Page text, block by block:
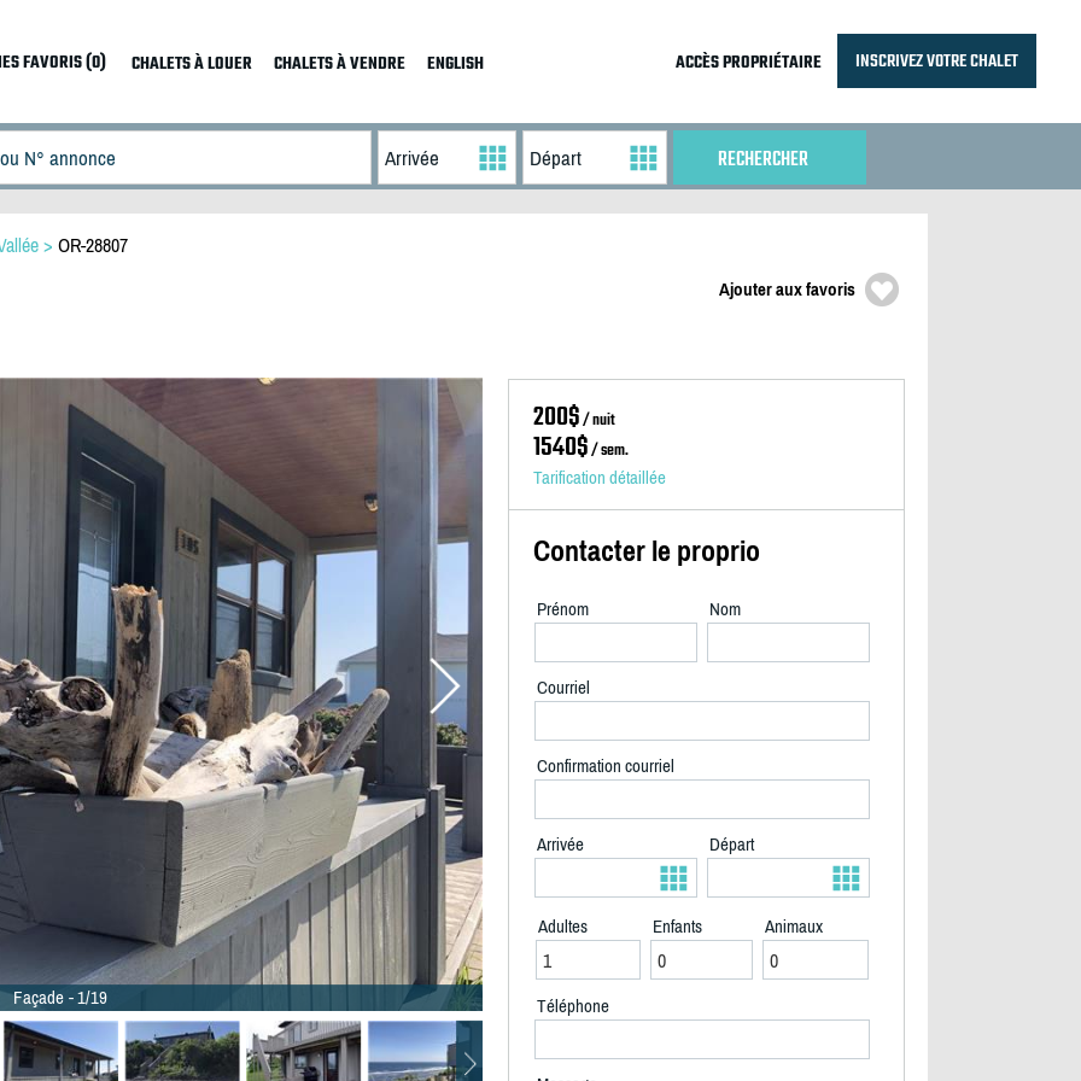
FAVORIS (0) CHALETS À LOUER CHALETS À VENDRE ENGLISH ACCÈS PROPRIÉTAIRE INSCRIVEZ VOTRE CHALET
> OR-28807
Ajouter aux favoris
Façade - 1/19
200$/ nuit
1540$/ sem.
Tarification détaillée
Contacter le proprio
Prénom Nom
Courriel
Confirmation courriel
Arrivée Départ
Adultes Enfants Animaux
Téléphone